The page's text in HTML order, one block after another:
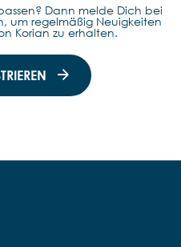
Dann melde Dich bei
um regelmäßig Neuigkeiten
Korian zu erhalten.